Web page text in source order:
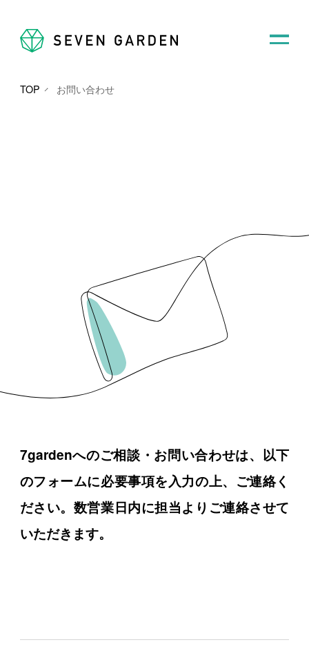
TOP お問い合わせ
7gardenへのご相談・お問い合わせは、以下
のフォームに必要事項を入力の上、ご連絡く
ださい。数営業日内に担当よりご連絡させて
いただきます。